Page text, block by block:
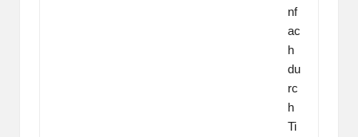
nf
ac
h
du
rc
h
Ti